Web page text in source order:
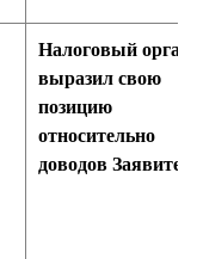
Налоговый орган
выразил свою
позицию
относительно
доводов